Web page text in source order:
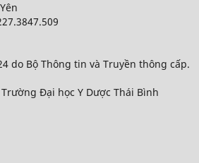
do Bộ Thông tin và Truyền thông cấp.
Đại học Y Dược Thái Bình